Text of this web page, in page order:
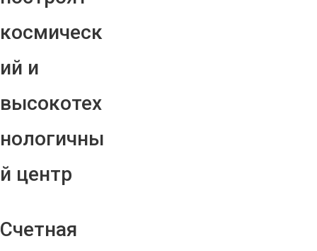
космическ
ий и
высокотех
нологичны
й центр
Счетная